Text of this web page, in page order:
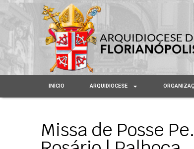
INÍCIO ARQUIDIOCESE
Missa de Posse